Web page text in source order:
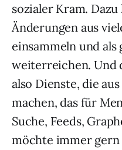
sozialer Kram.
Änderungen aus
einsammeln und
weiterreichen. Und
also Dienste, die
machen, das für
Suche, Feeds,
möchte immer gern